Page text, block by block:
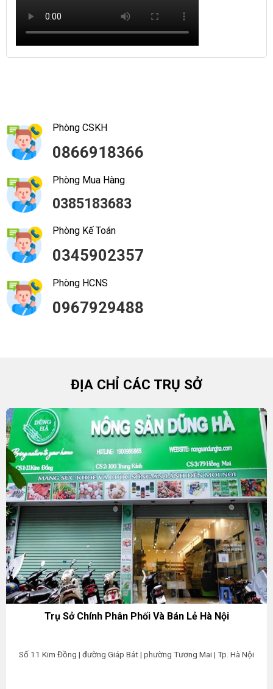
Phòng CSKH
0866918366
Phòng Mua Hàng
0385183683
Phòng Kế Toán
0345902357
Phòng HCNS
0967929488
ĐỊA CHỈ CÁC TRỤ SỞ
Trụ Sở Chính Phân Phối Và Bán Lẻ Hà Nội
Số 11 Kim Đồng | đường Giáp Bát | phường Tương Mai | Tp. Hà Nội